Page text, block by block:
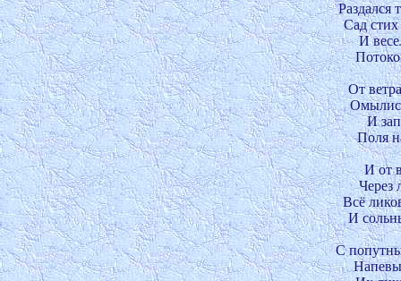
Раздался
Сад
И
От
И
Поля
И от
Через
Всё
И
С
Напевы